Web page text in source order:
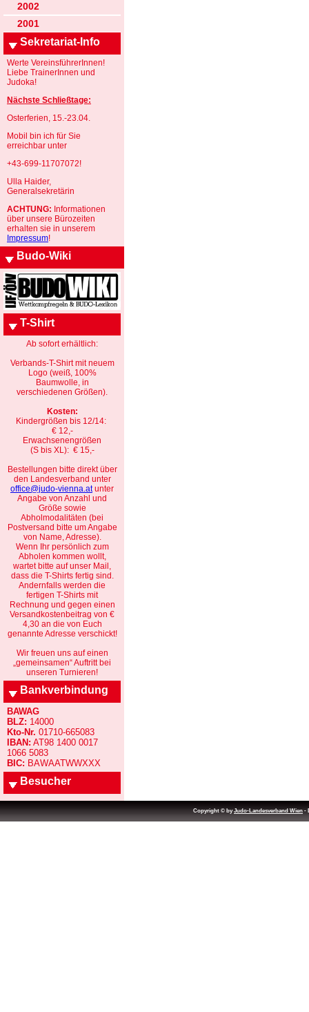
2002
2001
Sekretariat-Info
Werte VereinsführerInnen!
Liebe TrainerInnen und
Judoka!
Nächste Schließtage:
Osterferien, 15.-23.04.
Mobil bin ich für Sie
erreichbar unter
+43-699-11707072!
Ulla Haider,
Generalsekretärin
ACHTUNG: Informationen
über unsere Bürozeiten
erhalten sie in unserem
Impressum!
Budo-Wiki
T-Shirt
Ab sofort erhältlich:
Verbands-T-Shirt mit neuem
Logo (weiß, 100%
Baumwolle, in
verschiedenen Größen).
Kosten:
Kindergrößen bis 12/14:
€ 12,-
Erwachsenengrößen
(S bis XL): € 15,-
Bestellungen bitte direkt über
den Landesverband unter
office@judo-vienna.atunter
Angabe von Anzahl und
Größe sowie
Abholmodalitäten (bei
Postversand bitte um Angabe
von Name, Adresse).
Wenn Ihr persönlich zum
Abholen kommen wollt,
wartet bitte auf unser Mail,
dass die T-Shirts fertig sind.
Andernfalls werden die
fertigen T-Shirts mit
Rechnung und gegen einen
Versandkostenbeitrag von €
4,30 an die von Euch
genannte Adresse verschickt!
Wir freuen uns auf einen
„gemeinsamen“ Auftritt bei
unseren Turnieren!
Bankverbindung
BAWAG
BLZ: 14000
Kto-Nr. 01710-665083
IBAN: AT98 1400 0017
1066 5083
BIC: BAWAATWWXXX
Besucher
Copyright © byJudo-Landesverband Wien -